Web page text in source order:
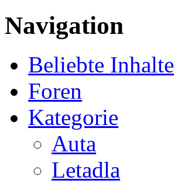
Navigation
Beliebte Inhalte
Foren
Kategorie
Auta
Letadla